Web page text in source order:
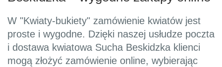
W "Kwiaty-bukiety" zamówienie kwiatów jest
proste i wygodne. Dzięki naszej usłudze poczta
i dostawa kwiatowa Sucha Beskidzka klienci
mogą złożyć zamówienie online, wybierając